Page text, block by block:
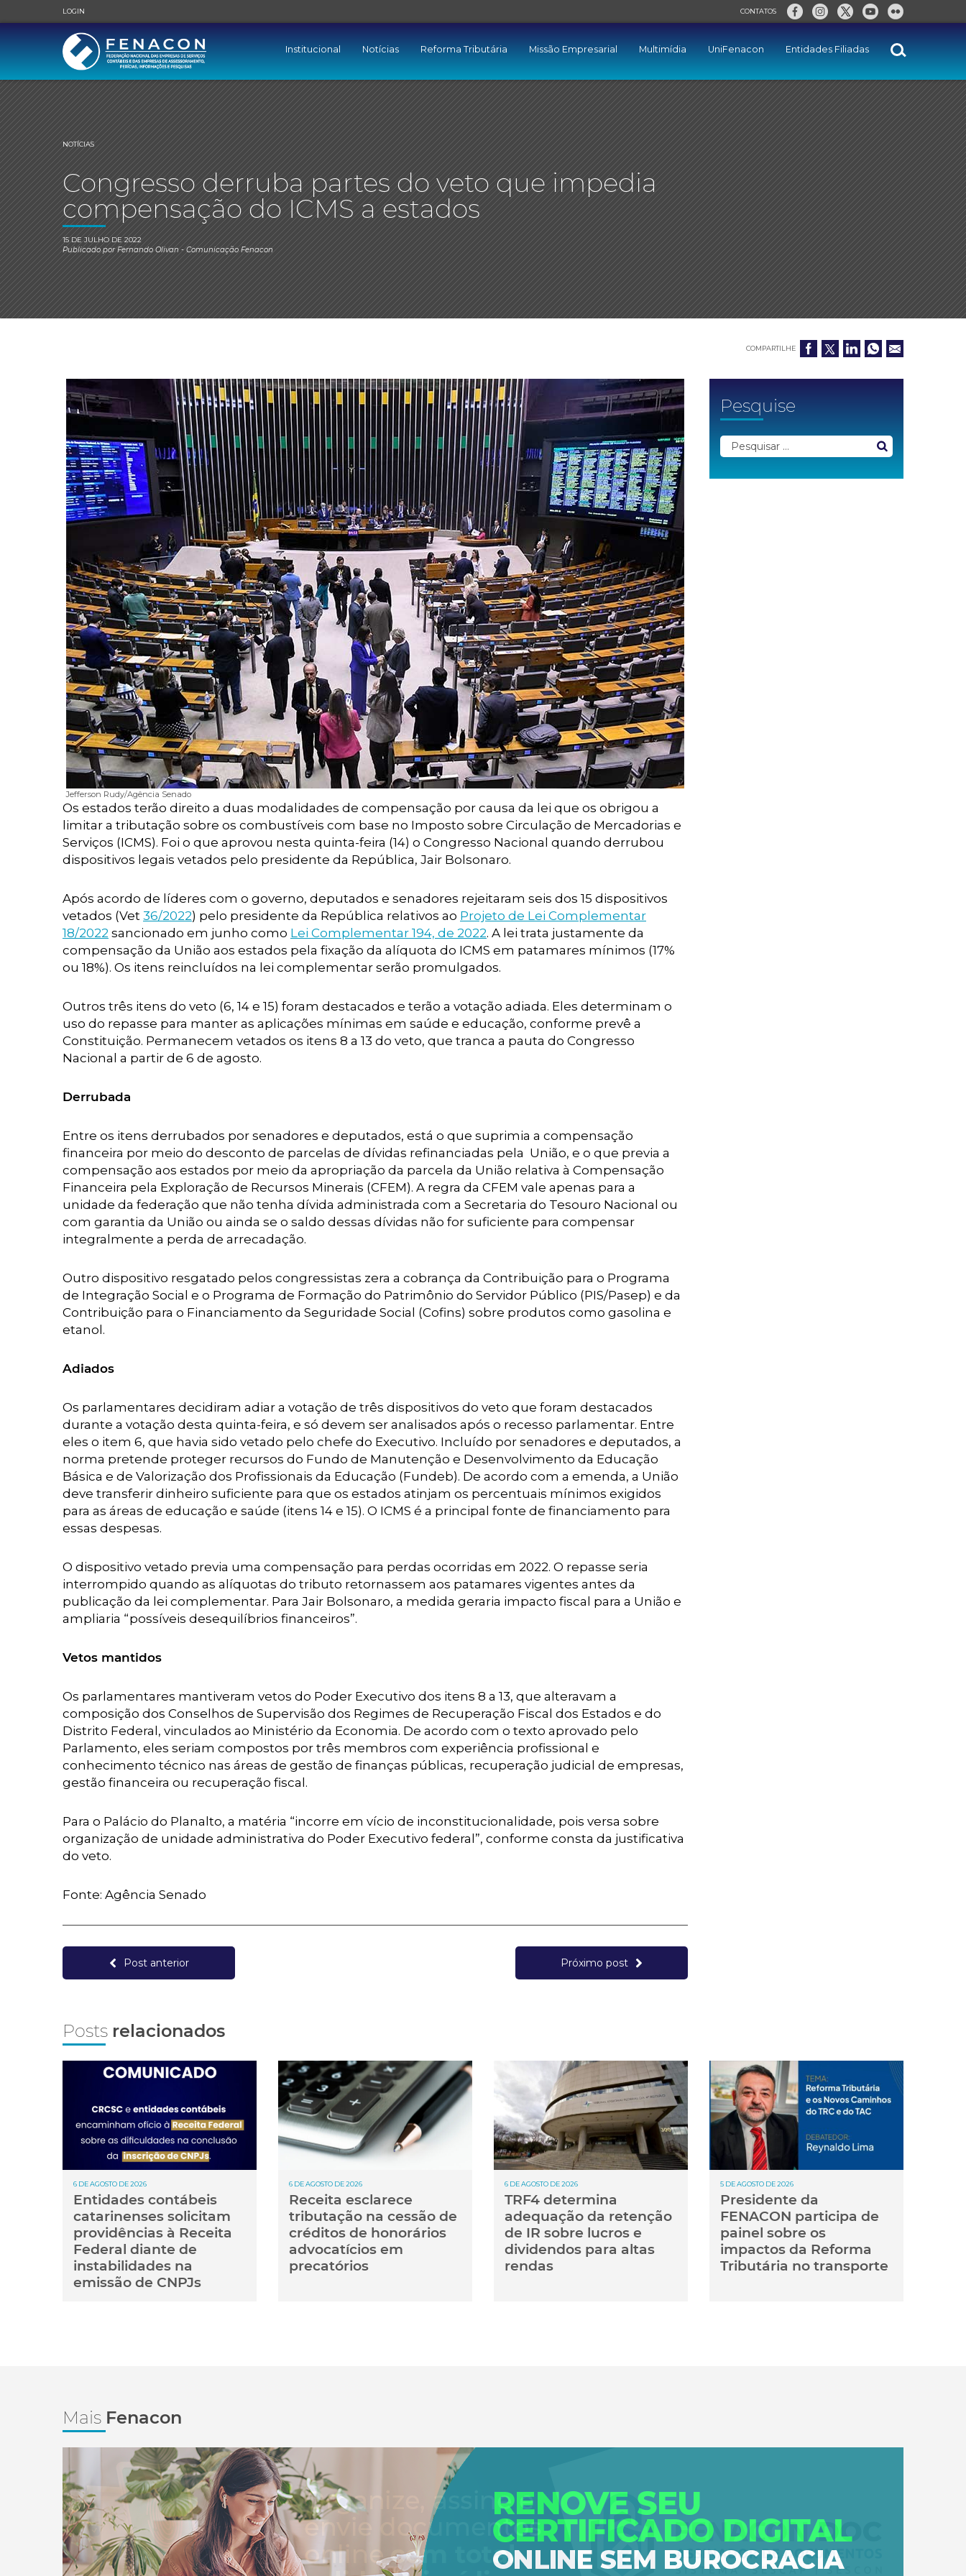
LOGIN CONTATOS
Institucional Notícias Reforma Tributária Missão Empresarial Multimídia UniFenacon Entidades Filiadas
NOTÍCIAS
Congresso derruba partes do veto que impedia
compensação do ICMS a estados
15 DE JULHO DE 2022
Publicado porFernando Olivan- Comunicação Fenacon
COMPARTILHE
Jefferson Rudy/Agência Senado
Os estados terão direito a duas modalidades de compensação por causa da lei que os obrigou a
limitar a tributação sobre os combustíveis com base no Imposto sobre Circulação de Mercadorias e
Serviços (ICMS). Foi o que aprovou nesta quinta-feira (14) o Congresso Nacional quando derrubou
dispositivos legais vetados pelo presidente da República, Jair Bolsonaro.
Após acordo de líderes com o governo, deputados e senadores rejeitaram seis dos 15 dispositivos
vetados (Vet 36/2022) pelo presidente da República relativos ao Projeto de Lei Complementar
18/2022 sancionado em junho como Lei Complementar 194, de 2022. A lei trata justamente da
compensação da União aos estados pela fixação da alíquota do ICMS em patamares mínimos (17%
ou 18%). Os itens reincluídos na lei complementar serão promulgados.
Outros três itens do veto (6, 14 e 15) foram destacados e terão a votação adiada. Eles determinam o
uso do repasse para manter as aplicações mínimas em saúde e educação, conforme prevê a
Constituição. Permanecem vetados os itens 8 a 13 do veto, que tranca a pauta do Congresso
Nacional a partir de 6 de agosto.
Derrubada
Entre os itens derrubados por senadores e deputados, está o que suprimia a compensação
financeira por meio do desconto de parcelas de dívidas refinanciadas pela União, e o que previa a
compensação aos estados por meio da apropriação da parcela da União relativa à Compensação
Financeira pela Exploração de Recursos Minerais (CFEM). A regra da CFEM vale apenas para a
unidade da federação que não tenha dívida administrada com a Secretaria do Tesouro Nacional ou
com garantia da União ou ainda se o saldo dessas dívidas não for suficiente para compensar
integralmente a perda de arrecadação.
Outro dispositivo resgatado pelos congressistas zera a cobrança da Contribuição para o Programa
de Integração Social e o Programa de Formação do Patrimônio do Servidor Público (PIS/Pasep) e da
Contribuição para o Financiamento da Seguridade Social (Cofins) sobre produtos como gasolina e
etanol.
Adiados
Os parlamentares decidiram adiar a votação de três dispositivos do veto que foram destacados
durante a votação desta quinta-feira, e só devem ser analisados após o recesso parlamentar. Entre
eles o item 6, que havia sido vetado pelo chefe do Executivo. Incluído por senadores e deputados, a
norma pretende proteger recursos do Fundo de Manutenção e Desenvolvimento da Educação
Básica e de Valorização dos Profissionais da Educação (Fundeb). De acordo com a emenda, a União
deve transferir dinheiro suficiente para que os estados atinjam os percentuais mínimos exigidos
para as áreas de educação e saúde (itens 14 e 15). O ICMS é a principal fonte de financiamento para
essas despesas.
O dispositivo vetado previa uma compensação para perdas ocorridas em 2022. O repasse seria
interrompido quando as alíquotas do tributo retornassem aos patamares vigentes antes da
publicação da lei complementar. Para Jair Bolsonaro, a medida geraria impacto fiscal para a União e
ampliaria “possíveis desequilíbrios financeiros”.
Vetos mantidos
Os parlamentares mantiveram vetos do Poder Executivo dos itens 8 a 13, que alteravam a
composição dos Conselhos de Supervisão dos Regimes de Recuperação Fiscal dos Estados e do
Distrito Federal, vinculados ao Ministério da Economia. De acordo com o texto aprovado pelo
Parlamento, eles seriam compostos por três membros com experiência profissional e
conhecimento técnico nas áreas de gestão de finanças públicas, recuperação judicial de empresas,
gestão financeira ou recuperação fiscal.
Para o Palácio do Planalto, a matéria “incorre em vício de inconstitucionalidade, pois versa sobre
organização de unidade administrativa do Poder Executivo federal”, conforme consta da justificativa
do veto.
Fonte: Agência Senado
Post anterior Próximo post
Pesquise
Posts relacionados
6 DE AGOSTO DE 2026
Entidades contábeis
catarinenses solicitam
providências à Receita
Federal diante de
instabilidades na
emissão de CNPJs
6 DE AGOSTO DE 2026
Receita esclarece
tributação na cessão de
créditos de honorários
advocatícios em
precatórios
6 DE AGOSTO DE 2026
TRF4 determina
adequação da retenção
de IR sobre lucros e
dividendos para altas
rendas
5 DE AGOSTO DE 2026
Presidente da
FENACON participa de
painel sobre os
impactos da Reforma
Tributária no transporte
Mais Fenacon